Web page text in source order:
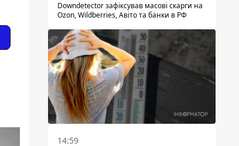
Downdetector зафіксував масові скарги на
Ozon, Wildberries, Авіто та банки в РФ
14:59